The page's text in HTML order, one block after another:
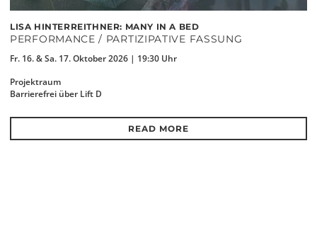
LISA HINTERREITHNER: MANY IN A BED
PERFORMANCE / PARTIZIPATIVE FASSUNG
Fr. 16. & Sa. 17. Oktober 2026 | 19:30 Uhr
Projektraum
Barrierefrei über Lift D
READ MORE